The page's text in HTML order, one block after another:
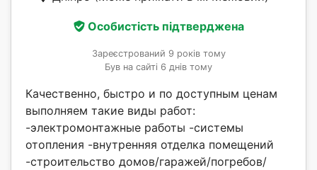
Особистість підтверджена
Зареєстрований 9 років тому
Був на сайті 6 днів тому
Качественно, быстро и по доступным ценам
выполняем такие виды работ:
-электромонтажные работы -системы
отопления -внутренняя отделка помещений
-строительство домов/гаражей/погребов/